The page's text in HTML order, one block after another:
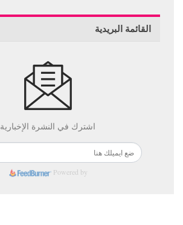
القائمة البريدية
اشترك في النشرة الإخبارية
Powered by